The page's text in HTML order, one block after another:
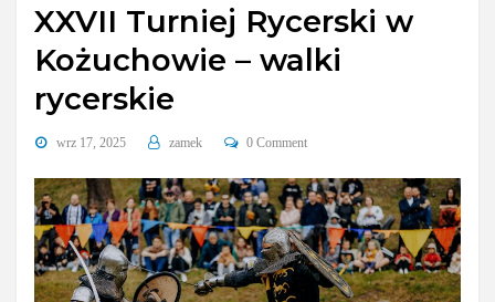
XXVII Turniej Rycerski w
Kożuchowie – walki
rycerskie
wrz 17, 2025 zamek 0 Comment